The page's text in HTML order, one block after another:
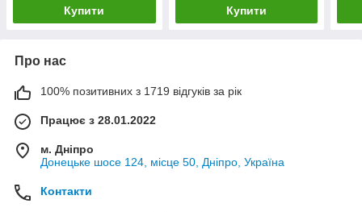
Купити Купити
Про нас
100% позитивних з 1719 відгуків за рік
Працює з 28.01.2022
м. Дніпро
Донецьке шосе 124, місце 50, Дніпро, Україна
Контакти